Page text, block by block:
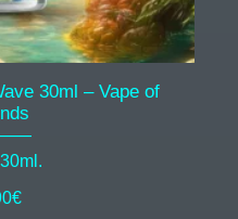
30ml – Vape of
€